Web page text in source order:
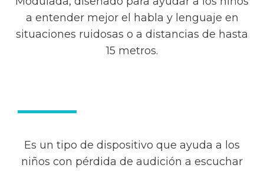
a entender mejor el habla y lenguaje en
situaciones ruidosas o a distancias de hasta
15 metros.
Es un tipo de dispositivo que ayuda a los
niños con pérdida de audición a escuchar